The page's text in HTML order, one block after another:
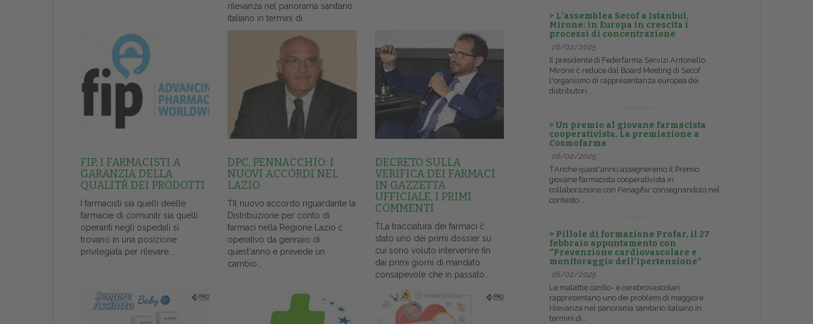
rilevanza nel panorama sanitario
italiano in termini di...
FIP, I FARMACISTI A
GARANZIA DELLA
QUALITŔ DEI PRODOTTI
I farmacisti sia quelli deelle
farmacie di comunitŕ sia quelli
operanti negli ospedali si
trovano in una posizione
privilegiata per rilevare...
DPC, PENNACCHIO: I
NUOVI ACCORDI NEL
LAZIO
ŤIl nuovo accordo riguardante la
Distribuzione per conto di
farmaci nella Regione Lazio č
operativo da gennaio di
quest'anno e prevede un
cambio...
DECRETO SULLA
VERIFICA DEI FARMACI
IN GAZZETTA
UFFICIALE, I PRIMI
COMMENTI
ŤLa tracciatura dei farmaci č
stato uno dei primi dossier su
cui sono voluto intervenire fin
dai primi giorni di mandato
consapevole che in passato...
> L’assemblea Secof a Istanbul,
Mirone: in Europa in crescita i
processi di concentrazione
26/02/2025
Il presidente di Federfarma Servizi Antonello
Mirone č reduce dal Board Meeting di Secof
l'organismo di rappresentanza europea dei
distributori...
> Un premio al giovane farmacista
cooperativista. La premiazione a
Cosmofarma
26/02/2025
ŤAnche quest'anno assegneremo il Premio
giovane farmacista cooperativista in
collaborazione con Fenagifar consegnandolo nel
contesto...
> Pillole di formazione Profar, il 27
febbraio appuntamento con
“Prevenzione cardiovascolare e
monitoraggio dell’ipertensione”
26/02/2025
Le malattie cardio- e cerebrovascolari
rappresentano uno dei problemi di maggiore
rilevanza nel panorama sanitario italiano in
termini di...